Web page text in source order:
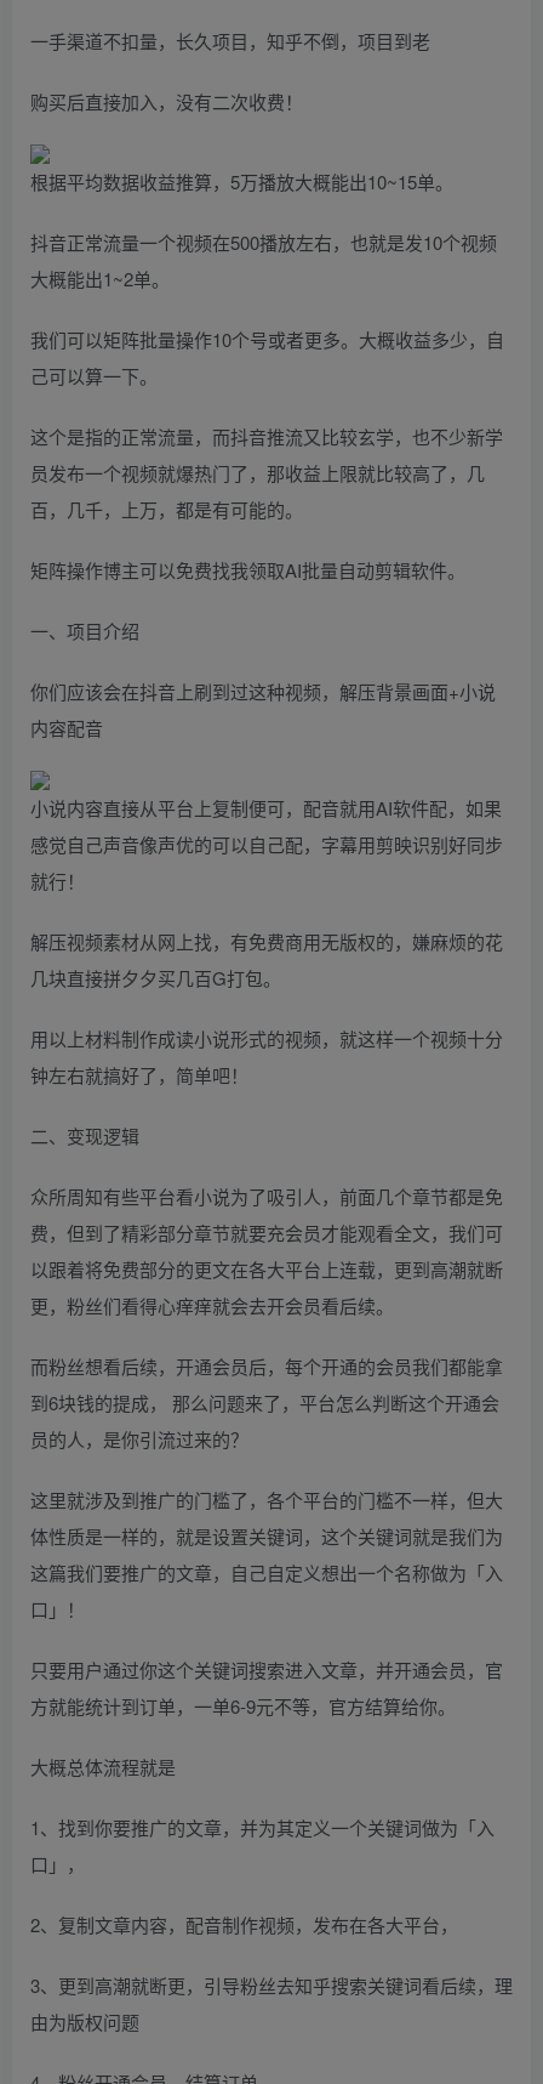
一手渠道不扣量，长久项目，知乎不倒，项目到老
购买后直接加入，没有二次收费！
根据平均数据收益推算，5万播放大概能出10~15单。
抖音正常流量一个视频在500播放左右，也就是发10个视频
大概能出1~2单。
我们可以矩阵批量操作10个号或者更多。大概收益多少，自
己可以算一下。
这个是指的正常流量，而抖音推流又比较玄学，也不少新学
员发布一个视频就爆热门了，那收益上限就比较高了，几
百，几千，上万，都是有可能的。
矩阵操作博主可以免费找我领取AI批量自动剪辑软件。
一、项目介绍
你们应该会在抖音上刷到过这种视频，解压背景画面+小说
内容配音
小说内容直接从平台上复制便可，配音就用AI软件配，如果
感觉自己声音像声优的可以自己配，字幕用剪映识别好同步
就行！
解压视频素材从网上找，有免费商用无版权的，嫌麻烦的花
几块直接拼夕夕买几百G打包。
用以上材料制作成读小说形式的视频，就这样一个视频十分
钟左右就搞好了，简单吧！
二、变现逻辑
众所周知有些平台看小说为了吸引人，前面几个章节都是免
费，但到了精彩部分章节就要充会员才能观看全文，我们可
以跟着将免费部分的更文在各大平台上连载，更到高潮就断
更，粉丝们看得心痒痒就会去开会员看后续。
而粉丝想看后续，开通会员后，每个开通的会员我们都能拿
到6块钱的提成， 那么问题来了，平台怎么判断这个开通会
员的人，是你引流过来的？
这里就涉及到推广的门槛了，各个平台的门槛不一样，但大
体性质是一样的，就是设置关键词，这个关键词就是我们为
这篇我们要推广的文章，自己自定义想出一个名称做为「入
口」！
只要用户通过你这个关键词搜索进入文章，并开通会员，官
方就能统计到订单，一单6-9元不等，官方结算给你。
大概总体流程就是
1、找到你要推广的文章，并为其定义一个关键词做为「入
口」，
2、复制文章内容，配音制作视频，发布在各大平台，
3、更到高潮就断更，引导粉丝去知乎搜索关键词看后续，理
由为版权问题